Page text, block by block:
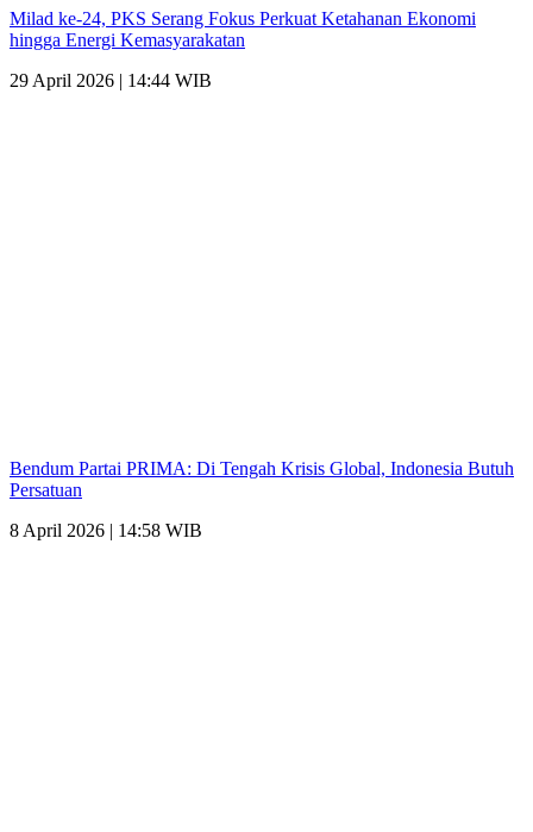
Milad ke-24, PKS Serang Fokus Perkuat Ketahanan Ekonomi
hingga Energi Kemasyarakatan
29 April 2026 | 14:44 WIB
Bendum Partai PRIMA: Di Tengah Krisis Global, Indonesia Butuh
Persatuan
8 April 2026 | 14:58 WIB